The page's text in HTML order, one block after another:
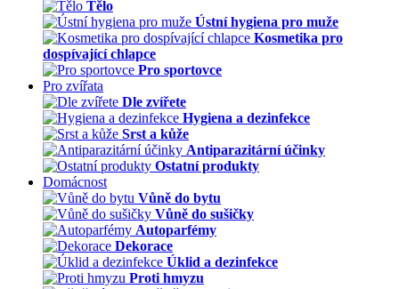
Tělo
Ústní hygiena pro muže
Kosmetika pro
dospívající chlapce
Pro sportovce
Pro zvířata
Dle zvířete
Hygiena a dezinfekce
Srst a kůže
Antiparazitární účinky
Ostatní produkty
Domácnost
Vůně do bytu
Vůně do sušičky
Autoparfémy
Dekorace
Úklid a dezinfekce
Proti hmyzu